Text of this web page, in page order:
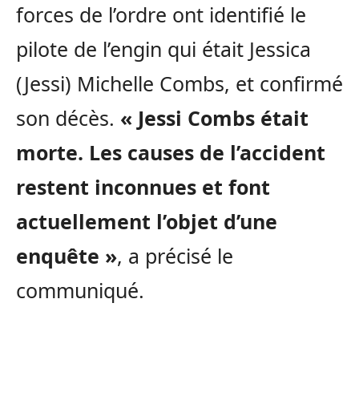
forces de l’ordre ont identifié le
pilote de l’engin qui était Jessica
(Jessi) Michelle Combs, et confirmé
son décès. « Jessi Combs était
morte. Les causes de l’accident
restent inconnues et font
actuellement l’objet d’une
enquête », a précisé le
communiqué.